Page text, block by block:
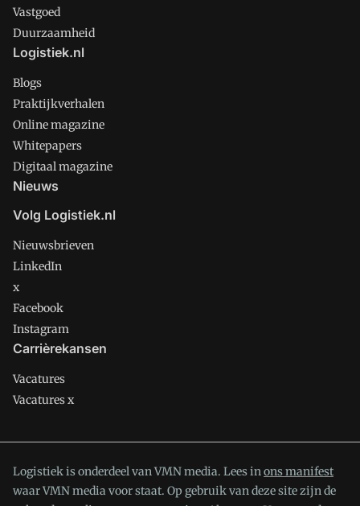
Vastgoed
Duurzaamheid
Logistiek.nl
Blogs
Praktijkverhalen
Online magazine
Whitepapers
Digitaal magazine
Nieuws
Volg Logistiek.nl
Nieuwsbrieven
LinkedIn
x
Facebook
Instagram
Carrièrekansen
Vacatures
Vacatures x
Logistiek is onderdeel van VMN media. Lees inons manifest
waar VMN media voor staat. Op gebruik van deze site zijn de